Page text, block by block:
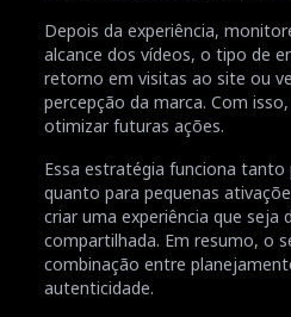
Depois da experiência,
alcance dos vídeos, o tipo de
retorno em visitas ao site ou
percepção da marca. Com
otimizar futuras ações.
Essa estratégia funciona tanto
quanto para pequenas
criar uma experiência que seja
compartilhada. Em resumo, o
combinação entre
autenticidade.